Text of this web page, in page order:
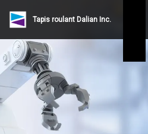
Tapis roulant Dalian Inc.